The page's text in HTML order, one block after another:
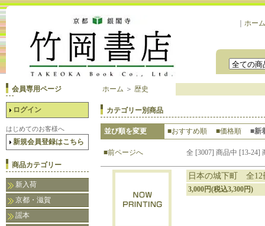
ホーム
会員専用ページ
ログイン
はじめてのお客様へ
新規会員登録はこちら
商品カテゴリー
新入荷
京都・滋賀
謡本
ホーム ＞ 歴史
カテゴリー別商品
並び順を変更 ■おすすめ順 ■価格順 ■新
■前ページへ 全 [3007] 商品中 [13-24]
日本の城下町 全12
3,000円(税込3,300円)